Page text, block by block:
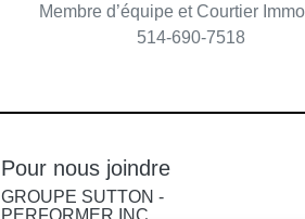
Membre d’équipe et Courtier
514-690-7518
Pour nous joindre
GROUPE SUTTON -